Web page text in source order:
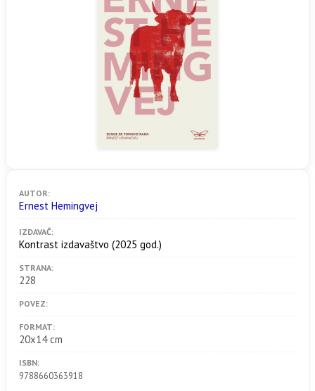
AUTOR:
Ernest Hemingvej
IZDAVAČ:
Kontrast izdavaštvo (2025 god.)
STRANA:
228
POVEZ:
FORMAT:
20x14 cm
ISBN:
9788660363918